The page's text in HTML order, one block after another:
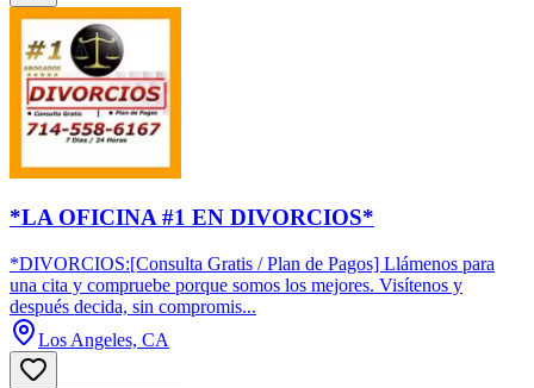
*LA OFICINA #1 EN DIVORCIOS*
*DIVORCIOS:[Consulta Gratis / Plan de Pagos] Llámenos para
una cita y compruebe porque somos los mejores. Visítenos y
después decida, sin compromis...
Los Angeles, CA